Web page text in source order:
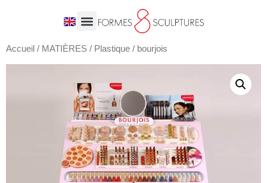
Accueil / MATIÈRES / Plastique / bourjois